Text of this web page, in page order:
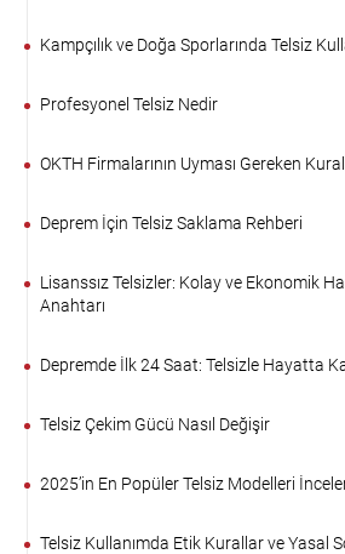
Kampçılık ve Doğa Sporlarında Telsiz
Profesyonel Telsiz Nedir
OKTH Firmalarının Uyması Gereken
Deprem İçin Telsiz Saklama Rehberi
Lisanssız Telsizler: Kolay ve Ekonomik
Anahtarı
Depremde İlk 24 Saat: Telsizle Hayatta
Telsiz Çekim Gücü Nasıl Değişir
2025’in En Popüler Telsiz Modelleri
Telsiz Kullanımda Etik Kurallar ve Yasal